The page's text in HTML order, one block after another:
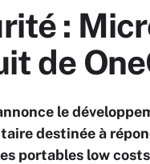
:
de
le
destinée à
portables low